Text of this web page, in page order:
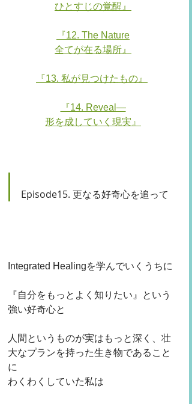
ひとすじの覚醒』
『12. The Nature
全てが在る場所』
『13. 私が見つけたもの』
『14. Reveal—
形を成していく現実』
Episode15. 更なる好奇心を追って
Integrated Healingを学んでいくうちに
『自分をもっとよく知りたい』という
強い好奇心と
人間というものが実はもっと深く、壮
大なプランを持った生き物であること
に
わくわくしていた私は